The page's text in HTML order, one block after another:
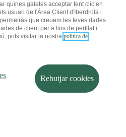
Rios 98
Madrid Calle Lopez De
quines galetes acceptar fent clic en
usuari de l'Àrea Client d'Iberdrola i
que creuem les teves dades
de client per a fins de perfilat i
pots visitar la nostra política de
Rebutjar cookies